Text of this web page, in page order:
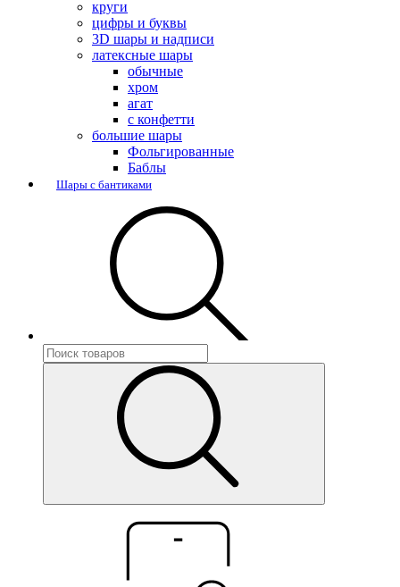
круги
цифры и буквы
3D шары и надписи
латексные шары
обычные
хром
агат
с конфетти
большие шары
Фольгированные
Баблы
Шары с бантиками